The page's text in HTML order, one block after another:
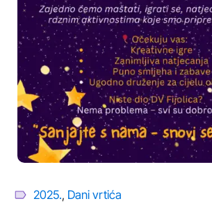
2025., Dani vrtića